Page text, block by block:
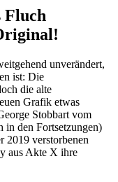
Fluch
unverändert,
ist: Die
die alte
Grafik etwas
Stobbart vom
in den Fortsetzungen)
2019 verstorbenen
aus Akte X ihre